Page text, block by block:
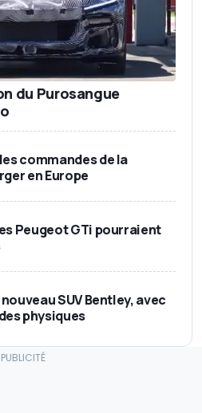
du Purosangue
commandes de la
en Europe
Peugeot GTi pourraient
SUV Bentley, avec
physiques